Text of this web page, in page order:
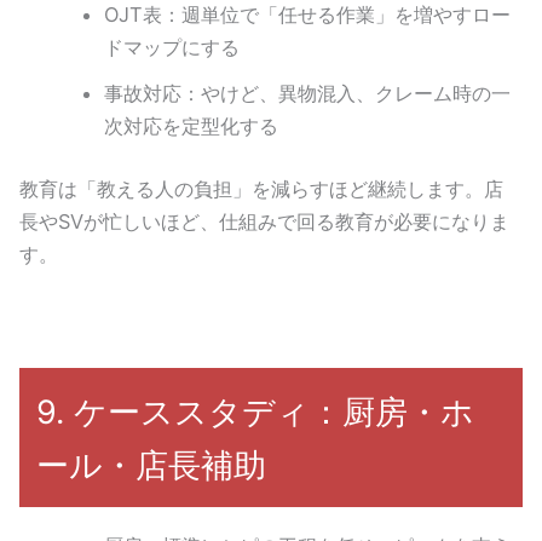
OJT表：週単位で「任せる作業」を増やすロー
ドマップにする
事故対応：やけど、異物混入、クレーム時の一
次対応を定型化する
教育は「教える人の負担」を減らすほど継続します。店
長やSVが忙しいほど、仕組みで回る教育が必要になりま
す。
9. ケーススタディ：厨房・ホ
ール・店長補助